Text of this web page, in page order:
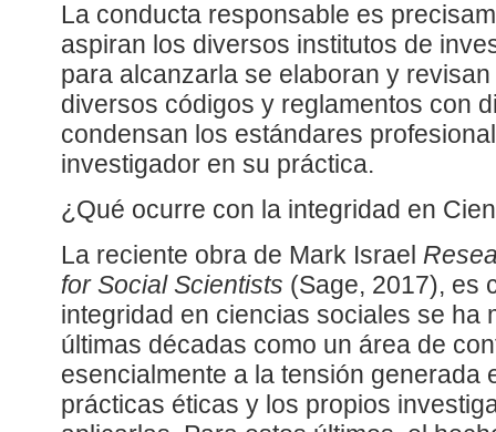
La conducta responsable es
aspiran los diversos institutos de
para alcanzarla se elaboran y
diversos códigos y reglamentos con
condensan los estándares
investigador en su práctica.
¿Qué ocurre con la integridad en
La reciente obra de Mark Israel
for Social Scientists (Sage, 2017), es
integridad en ciencias sociales se ha
últimas décadas como un área de
esencialmente a la tensión generada
prácticas éticas y los propios